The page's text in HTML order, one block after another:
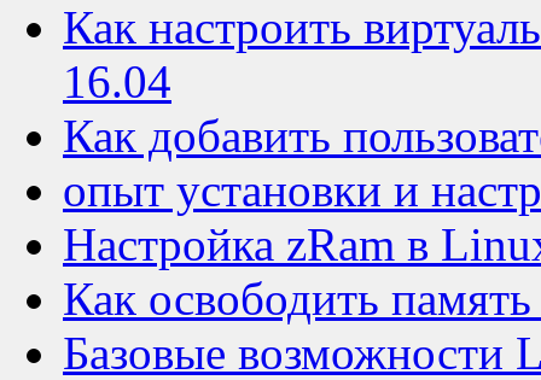
Как настроить
16.04
Как добавить
опыт установки и
Настройка zRam в
Как освободить
Базовые возможности